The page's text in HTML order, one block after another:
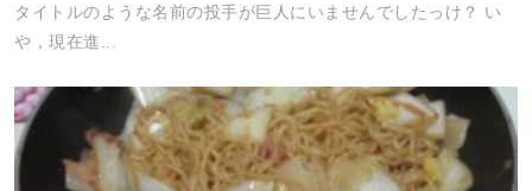
タイトルのような名前の投手が巨人にいませんでしたっけ？ い
や，現在進...